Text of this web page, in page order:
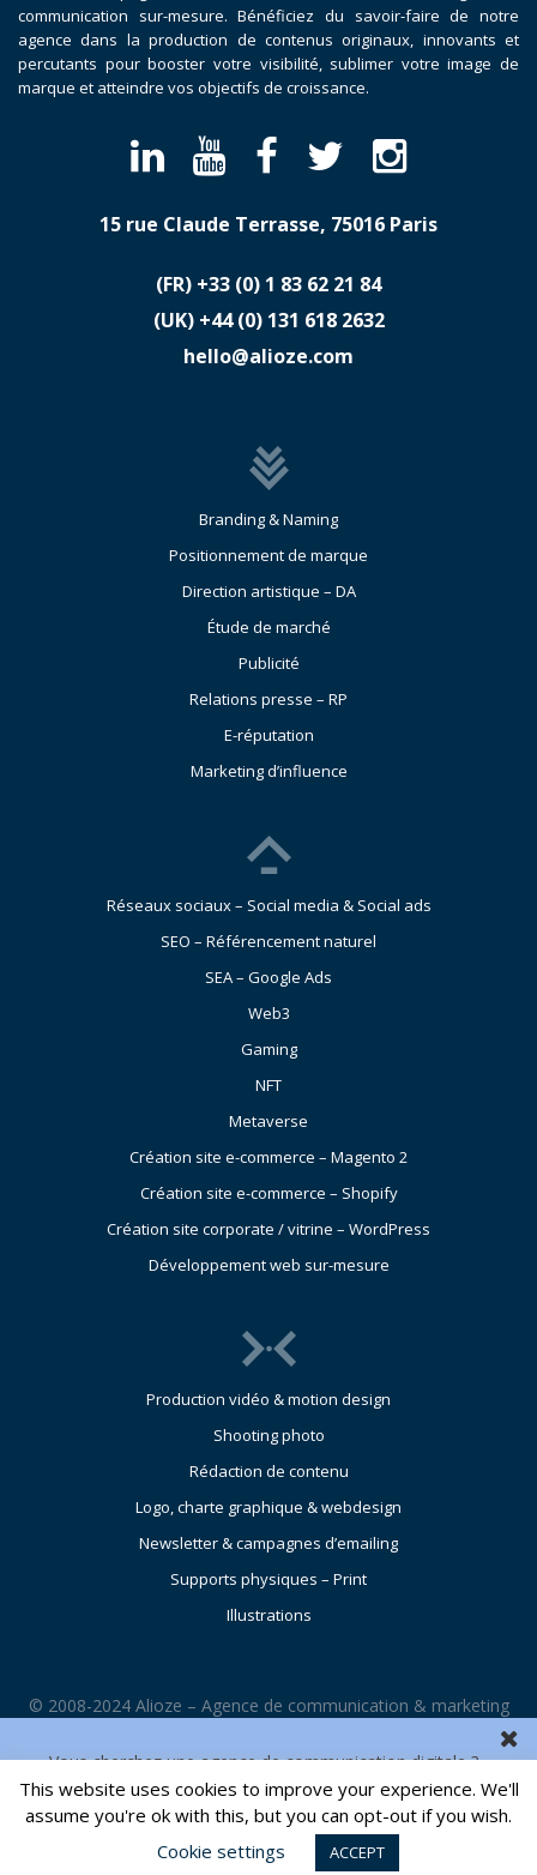
Vous cherchez une agence de communication digitale ?
CONTACTEZ NOUS
communication sur-mesure. Bénéficiez du savoir-faire de notre
agence dans la production de contenus originaux, innovants et
percutants pour booster votre visibilité, sublimer votre image de
marque et atteindre vos objectifs de croissance.
15 rue Claude Terrasse, 75016 Paris
(FR) ​+33 (0) 1 83 62 21 84
(UK) ​+44 (0) 131 618 2632
hello@alioze.com
Branding & Naming
Positionnement de marque
Direction artistique – DA
Étude de marché
Publicité
Relations presse – RP
E-réputation
Marketing d’influence
Réseaux sociaux – Social media & Social ads
SEO – Référencement naturel
SEA – Google Ads
Web3
Gaming
NFT
Metaverse
Création site e-commerce – Magento 2
Création site e-commerce – Shopify
Création site corporate / vitrine – WordPress
Développement web sur-mesure
Production vidéo & motion design
Shooting photo
Rédaction de contenu
Logo, charte graphique & webdesign
Newsletter & campagnes d’emailing
Supports physiques – Print
Illustrations
© 2008-2024 Alioze – Agence de communication & marketing
This website uses cookies to improve your experience. We'll
assume you're ok with this, but you can opt-out if you wish.
Cookie settings
ACCEPT